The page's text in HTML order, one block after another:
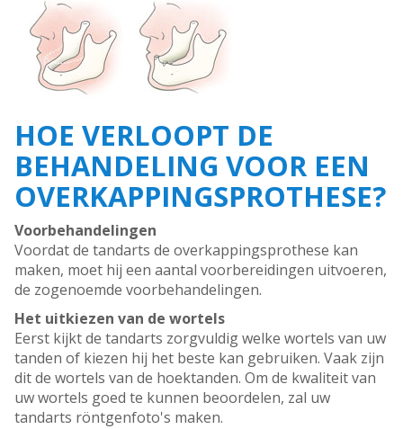
HOE VERLOOPT DE
BEHANDELING VOOR EEN
OVERKAPPINGSPROTHESE?
Voorbehandelingen
Voordat de tandarts de overkappingsprothese kan
maken, moet hij een aantal voorbereidingen uitvoeren,
de zogenoemde voorbehandelingen.
Het uitkiezen van de wortels
Eerst kijkt de tandarts zorgvuldig welke wortels van uw
tanden of kiezen hij het beste kan gebruiken. Vaak zijn
dit de wortels van de hoektanden. Om de kwaliteit van
uw wortels goed te kunnen beoordelen, zal uw
tandarts röntgenfoto's maken.